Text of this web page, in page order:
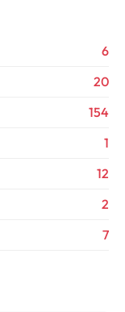
6
20
154
1
12
2
7